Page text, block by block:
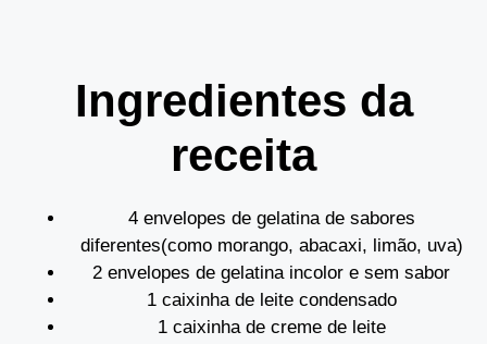
Ingredientes da
receita
4 envelopes de gelatina de sabores
diferentes(como morango, abacaxi, limão, uva)
2 envelopes de gelatina incolor e sem sabor
1 caixinha de leite condensado
1 caixinha de creme de leite